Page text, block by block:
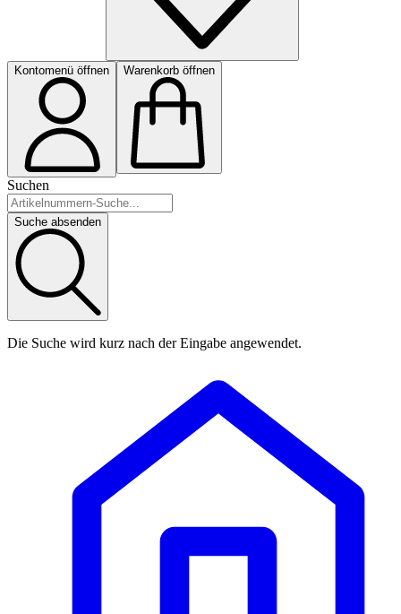
Kontomenü öffnen Warenkorb öffnen
Suchen
Suche absenden
Die Suche wird kurz nach der Eingabe angewendet.